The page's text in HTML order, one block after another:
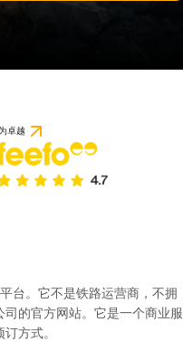
卓越
台。它不是铁路运营商，不拥
的官方网站。它是一个商业服
方式。